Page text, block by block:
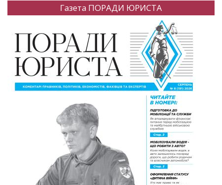
Газета ПОРАДИ ЮРИСТА